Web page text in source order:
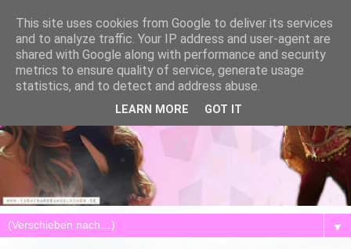
▼
This site uses cookies from Google to deliver its services
and to analyze traffic. Your IP address and user-agent are
shared with Google along with performance and security
metrics to ensure quality of service, generate usage
statistics, and to detect and address abuse.
LEARN MORE GOT IT